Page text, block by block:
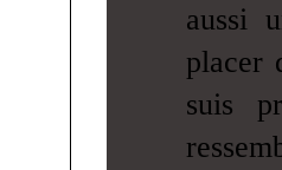
aussi
placer
suis